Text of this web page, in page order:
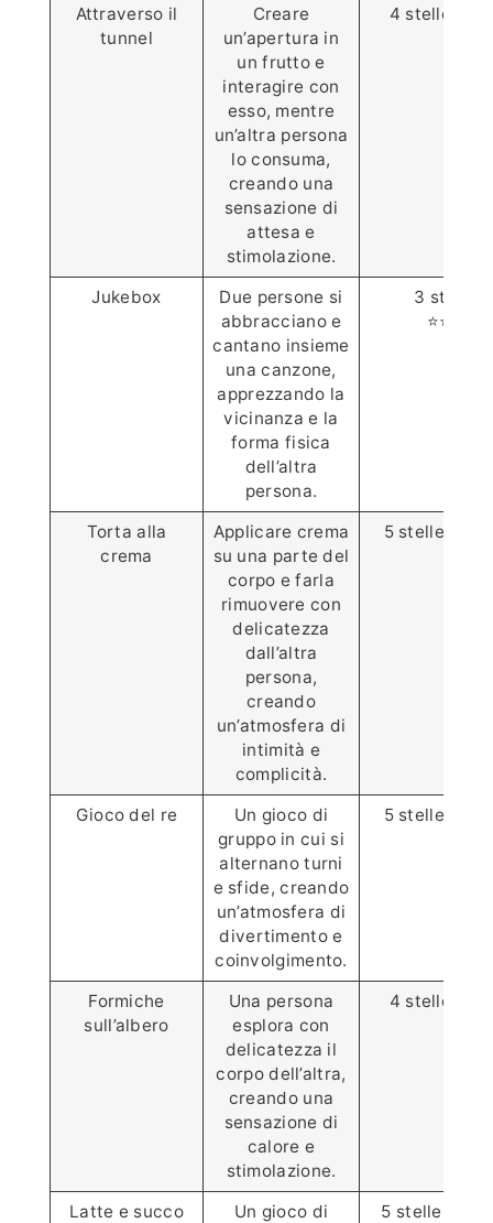
Attraverso il
tunnel
Creare
un’apertura in
un frutto e
interagire con
esso, mentre
un’altra persona
lo consuma,
creando una
sensazione di
attesa e
stimolazione.
4
Jukebox
Due persone si
abbracciano e
cantano insieme
una canzone,
apprezzando la
vicinanza e la
forma fisica
dell’altra
persona.
3 stelle
⭐️⭐️⭐️
Torta alla
crema
Applicare crema
su una parte del
corpo e farla
rimuovere con
delicatezza
dall’altra
persona,
creando
un’atmosfera di
intimità e
complicità.
5
Gioco del re
Un gioco di
gruppo in cui si
alternano turni
e sfide, creando
un’atmosfera di
divertimento e
coinvolgimento.
5
Formiche
sull’albero
Una persona
esplora con
delicatezza il
corpo dell’altra,
creando una
sensazione di
calore e
stimolazione.
4
Latte e succo
Un gioco di
5 stelle